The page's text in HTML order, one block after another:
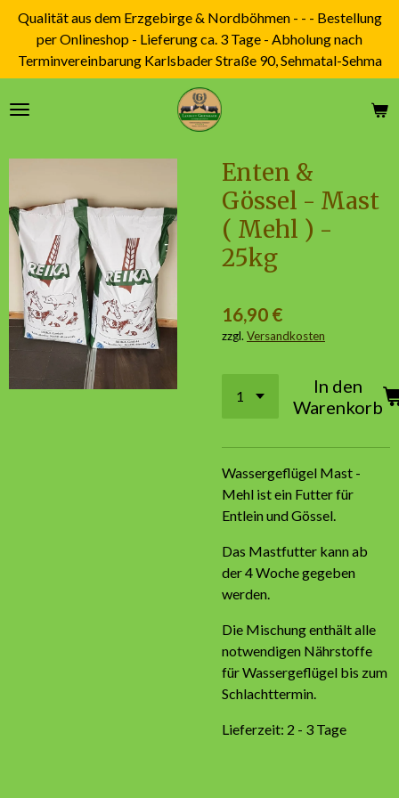
Zum
Hauptinhalt
springen
Qualität aus dem Erzgebirge & Nordböhmen - - - Bestellung
per Onlineshop - Lieferung ca. 3 Tage - Abholung nach
Terminvereinbarung Karlsbader Straße 90, Sehmatal-Sehma
Enten &
Gössel - Mast
( Mehl ) -
25kg
16,90 €
zzgl. Versandkosten
In den
Warenkorb
Wassergeflügel Mast -
Mehl ist ein Futter für
Entlein und Gössel.
Das Mastfutter kann ab
der 4 Woche gegeben
werden.
Die Mischung enthält alle
notwendigen Nährstoffe
für Wassergeflügel bis zum
Schlachttermin.
Lieferzeit: 2 - 3 Tage